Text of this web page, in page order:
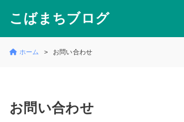
こばまちブログ
ホーム お問い合わせ
お問い合わせ